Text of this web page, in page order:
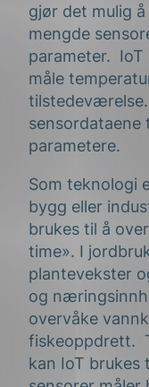
gjør det mulig
mengde
parameter. IoT
måle
sensordataene
parametere.
Som teknologi
bygg eller
brukes til å
time». I
plantevekster
og
overvåke
fiskeoppdrett.
kan IoT brukes